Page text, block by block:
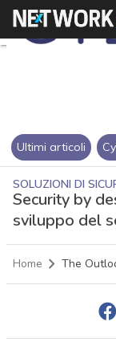
Ultimi articoli
SOLUZIONI DI
Security by
sviluppo del
Home The